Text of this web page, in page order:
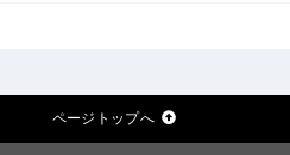
ページトップへ